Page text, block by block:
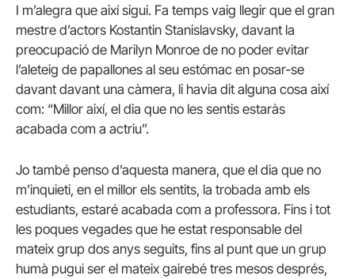
I m’alegra que així sigui. Fa temps vaig llegir que el gran
mestre d’actors Kostantin Stanislavsky, davant la
preocupació de Marilyn Monroe de no poder evitar
l’aleteig de papallones al seu estómac en posar-se
davant davant una càmera, li havia dit alguna cosa així
com: “Millor així, el dia que no les sentis estaràs
acabada com a actriu”.
Jo també penso d’aquesta manera, que el dia que no
m’inquieti, en el millor els sentits, la trobada amb els
estudiants, estaré acabada com a professora. Fins i tot
les poques vegades que he estat responsable del
mateix grup dos anys seguits, fins al punt que un grup
humà pugui ser el mateix gairebé tres mesos després,